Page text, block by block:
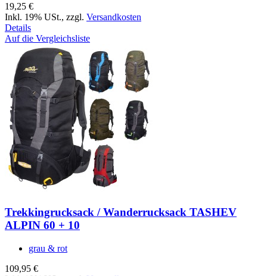
19,25 €
Inkl. 19% USt., zzgl. Versandkosten
Details
Auf die Vergleichsliste
Trekkingrucksack / Wanderrucksack TASHEV
ALPIN 60 + 10
grau & rot
109,95 €